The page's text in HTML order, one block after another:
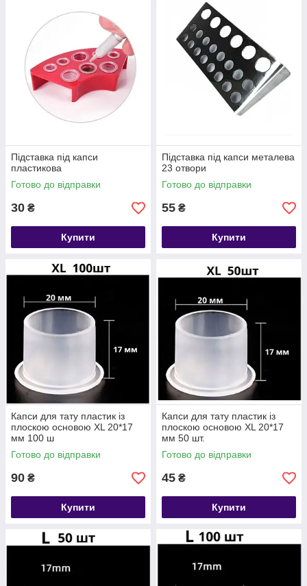
Підставка під капси
пластикова
Готово до відправки
30 ₴
Купити
Підставка під капси металева
23 отвори
Готово до відправки
55 ₴
Купити
Капси для тату пластик із
плоскою основою XL 20*17
мм 100 ш
Готово до відправки
90 ₴
Купити
Капси для тату пластик із
плоскою основою XL 20*17
мм 50 шт.
Готово до відправки
45 ₴
Купити